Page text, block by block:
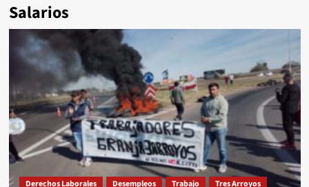
Salarios
Derechos Laborales Desempleos Trabajo Tres Arroyos